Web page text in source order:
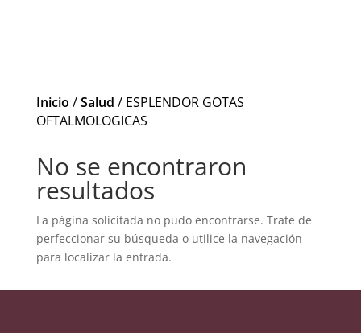
Inicio /Salud / ESPLENDOR GOTAS
OFTALMOLOGICAS
No se encontraron
resultados
La página solicitada no pudo encontrarse. Trate de
perfeccionar su búsqueda o utilice la navegación
para localizar la entrada.